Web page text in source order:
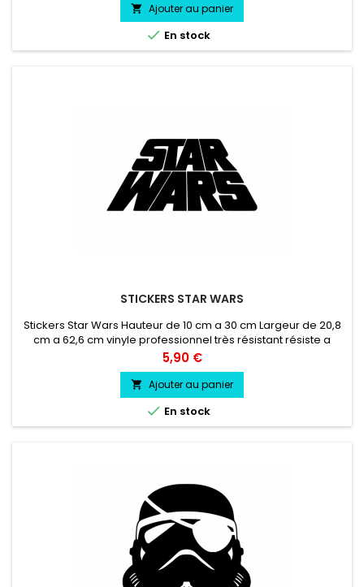
 Ajouter au panier
 En stock
STICKERS STAR WARS
Stickers Star Wars Hauteur de 10 cm a 30 cm Largeur de 20,8
cm a 62,6 cm vinyle professionnel très résistant résiste a
l'eau, essence, chaleur, froid.
Prix
5,90 €
 Ajouter au panier
 En stock